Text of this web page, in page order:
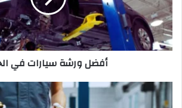
ر
ش
ة
س
أفضل ورشة سيارات في